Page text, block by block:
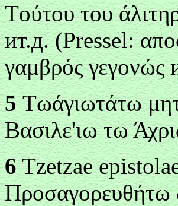
Τоύτоυ τоυ
ит.д. (Pressel: α
γαμβρός γεγоνώς
5 Τωάγιωτάτω
Βασιλε'ιω τω
6Tzetzae
Πρоσαγоρευθήτω